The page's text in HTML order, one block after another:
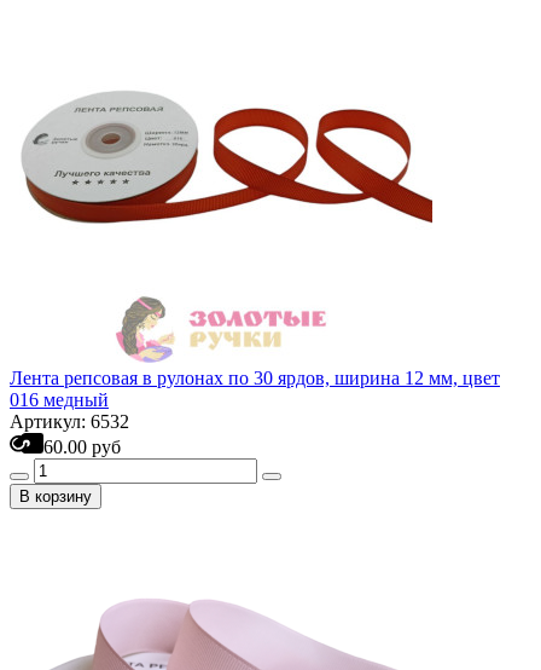
Лента репсовая в рулонах по 30 ярдов, ширина 12 мм, цвет
016 медный
Артикул: 6532
60.00 руб
В корзину